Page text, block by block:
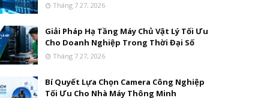
Tháng 7 27, 2026
Giải Pháp Hạ Tầng Máy Chủ Vật Lý Tối Ưu
Cho Doanh Nghiệp Trong Thời Đại Số
Tháng 7 27, 2026
Bí Quyết Lựa Chọn Camera Công Nghiệp
Tối Ưu Cho Nhà Máy Thông Minh